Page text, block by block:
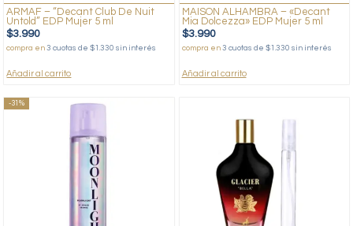
ARMAF – “Decant Club De Nuit
Untold” EDP Mujer 5 ml
$3.990
compra en3 cuotas de $1.330 sin interés
Añadir al carrito
MAISON ALHAMBRA – «Decant
Mia Dolcezza» EDP Mujer 5 ml
$3.990
compra en 3 cuotas de $1.330 sin interés
Añadir al carrito
-31%